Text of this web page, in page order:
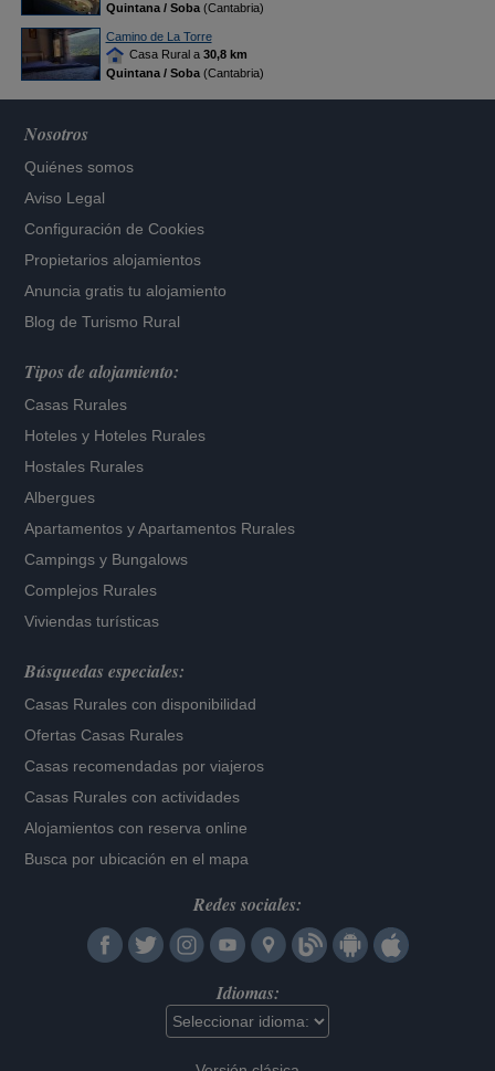
Quintana / Soba(Cantabria)
Camino de La Torre
Casa Rural a 30,8 km
Quintana / Soba(Cantabria)
Nosotros
Quiénes somos
Aviso Legal
Configuración de Cookies
Propietarios alojamientos
Anuncia gratis tu alojamiento
Blog de Turismo Rural
Tipos de alojamiento:
Casas Rurales
Hoteles y Hoteles Rurales
Hostales Rurales
Albergues
Apartamentos yApartamentos Rurales
Campings y Bungalows
Complejos Rurales
Viviendas turísticas
Búsquedas especiales:
Casas Rurales con disponibilidad
Ofertas Casas Rurales
Casas recomendadas por viajeros
Casas Rurales con actividades
Alojamientos con reserva online
Busca por ubicación en el mapa
Redes sociales:
Idiomas: